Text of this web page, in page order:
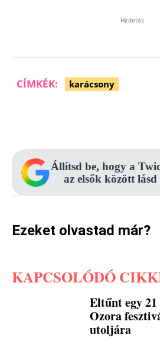
Hirdetés
CÍMKÉK: karácsony
Állítsd be, hogy a
az elsők között
Ezeket olvastad már?
KAPCSOLÓDÓ
Eltűnt egy 21
Ozora
utoljára